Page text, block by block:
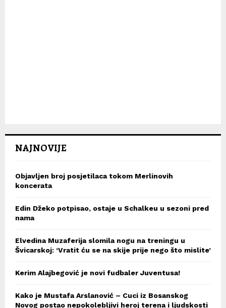
NAJNOVIJE
Objavljen broj posjetilaca tokom Merlinovih
koncerata
Edin Džeko potpisao, ostaje u Schalkeu u sezoni pred
nama
Elvedina Muzaferija slomila nogu na treningu u
Švicarskoj: ‘Vratit ću se na skije prije nego što mislite’
Kerim Alajbegović je novi fudbaler Juventusa!
Kako je Mustafa Arslanović – Cuci iz Bosanskog
Novog postao nepokolebljivi heroj terena i ljudskosti